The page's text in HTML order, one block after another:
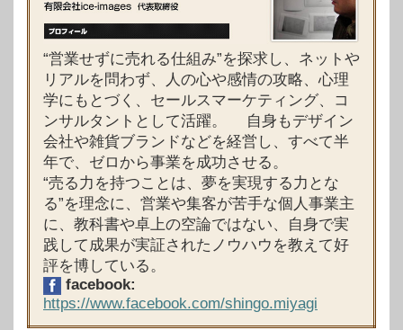
“営業せずに売れる仕組み”を探求し、ネットや
リアルを問わず、人の心や感情の攻略、心理
学にもとづく、セールスマーケティング、コ
ンサルタントとして活躍。 自身もデザイン
会社や雑貨ブランドなどを経営し、すべて半
年で、ゼロから事業を成功させる。
“売る力を持つことは、夢を実現する力とな
る”を理念に、営業や集客が苦手な個人事業主
に、教科書や卓上の空論ではない、自身で実
践して成果が実証されたノウハウを教えて好
評を博している。
facebook:
https://www.facebook.com/shingo.miyagi